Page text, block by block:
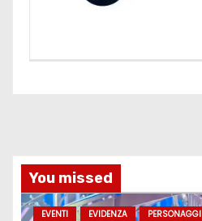
You missed
EVENTI EVIDENZA PERSONAGGI